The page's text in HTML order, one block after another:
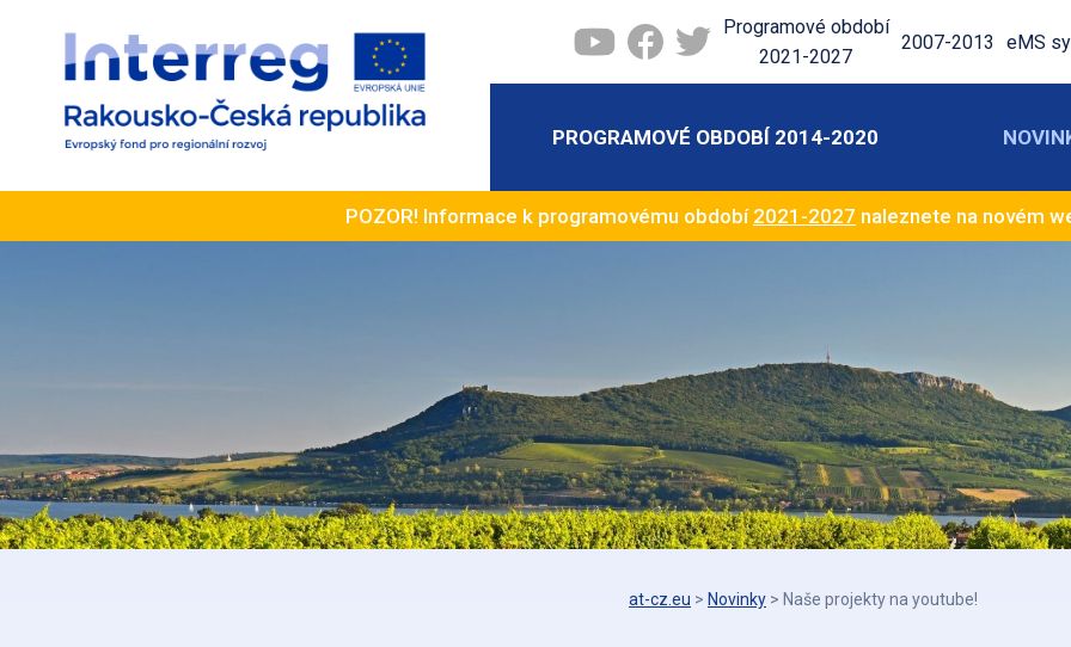
Programové období
2021-2027
2007-2013 eMS
PROGRAMOVÉ OBDOBÍ 2014-2020
POZOR! Informace k programovému období 2021-2027 naleznete na novém
at-cz.eu > Novinky > Naše projekty na youtube!